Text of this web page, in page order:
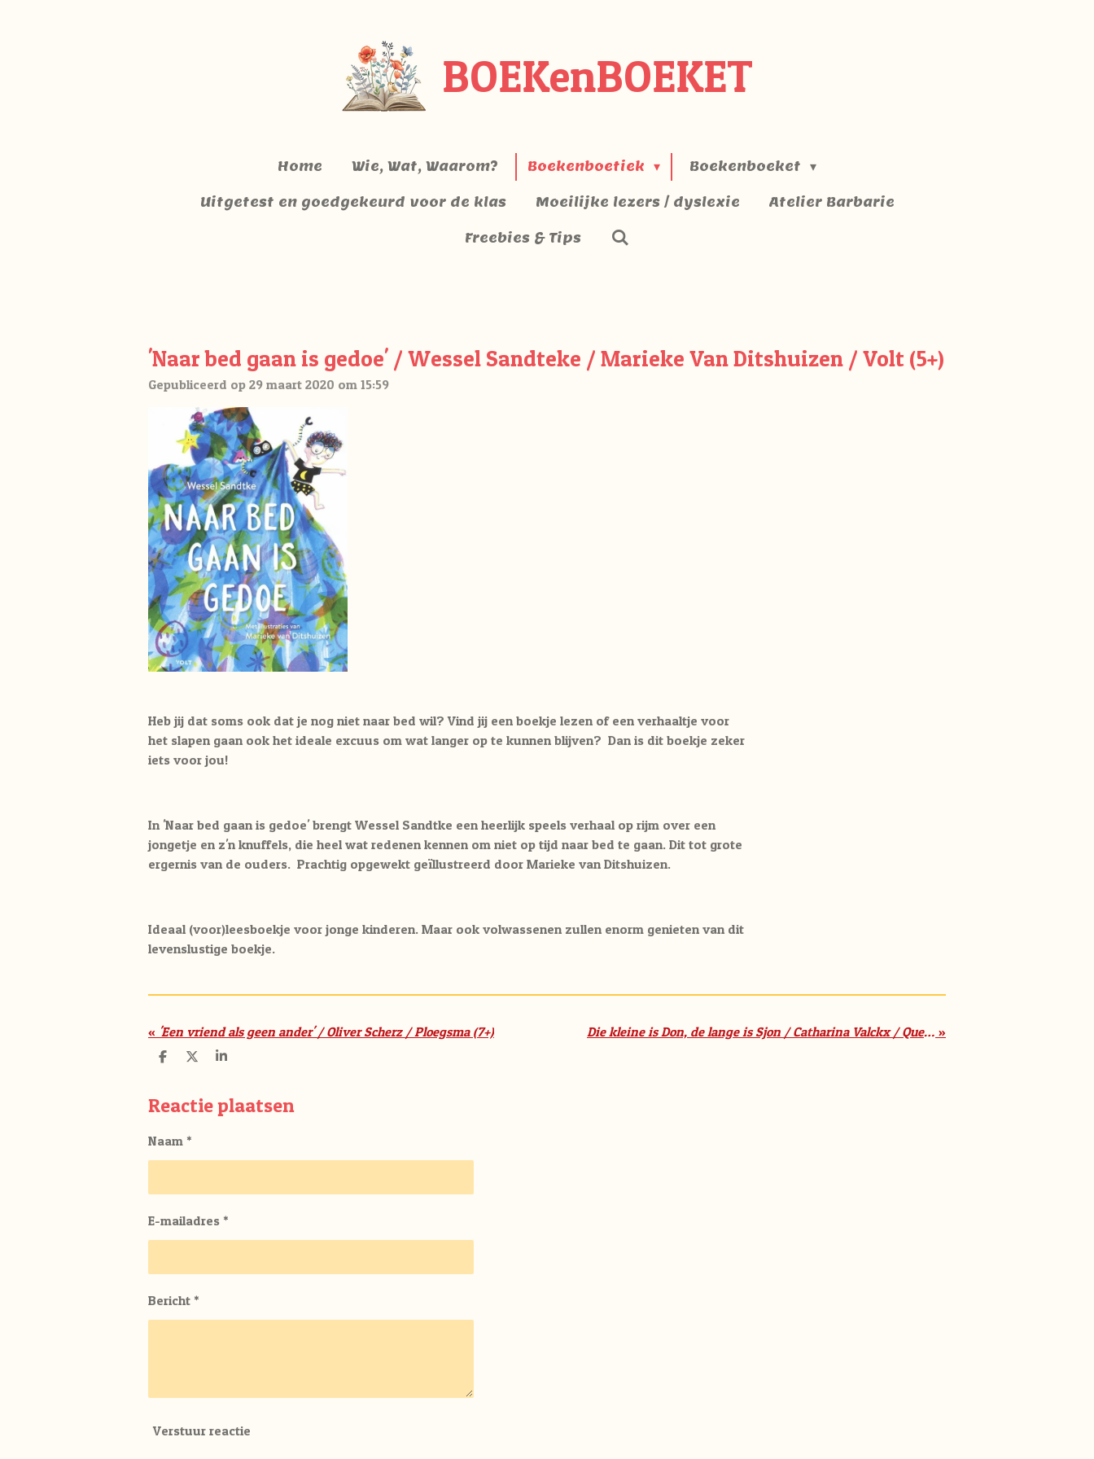
BOEKenBOEKET
Home Wie, Wat, Waarom? Boekenboetiek Boekenboeket
Uitgetest en goedgekeurd voor de klas Moeilijke lezers / dyslexie Atelier Barbarie
Freebies & Tips
'Naar bed gaan is gedoe' / Wessel Sandteke / Marieke Van Ditshuizen / Volt (5+)
Gepubliceerd op 29 maart 2020 om 15:59
Heb jij dat soms ook dat je nog niet naar bed wil? Vind jij een boekje lezen of een verhaaltje voor
het slapen gaan ook het ideale excuus om wat langer op te kunnen blijven? Dan is dit boekje zeker
iets voor jou!
In 'Naar bed gaan is gedoe' brengt Wessel Sandtke een heerlijk speels verhaal op rijm over een
jongetje en z'n knuffels, die heel wat redenen kennen om niet op tijd naar bed te gaan. Dit tot grote
ergernis van de ouders. Prachtig opgewekt geïllustreerd door Marieke van Ditshuizen.
Ideaal (voor)leesboekje voor jonge kinderen. Maar ook volwassenen zullen enorm genieten van dit
levenslustige boekje.
« 'Een vriend als geen ander' / Oliver Scherz / Ploegsma (7+) Die kleine is Don, de lange is Sjon / Catharina Valckx / Querido (6+) »
D
e
n
D
l
S
r
e
Reactie plaatsen
Naam *
E-mailadres *
Bericht *
Verstuur reactie